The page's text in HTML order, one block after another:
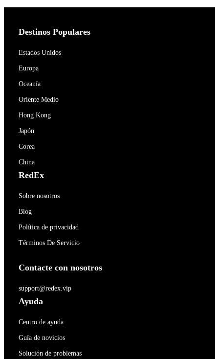
Destinos Populares
Estados Unidos
Europa
Oceanía
Oriente Medio
Hong Kong
Japón
Corea
China
RedEx
Sobre nosotros
Blog
Política de privacidad
Términos De Servicio
Contacte con nosotros
support@redex.vip
Ayuda
Centro de ayuda
Guía de novicios
Solución de problemas